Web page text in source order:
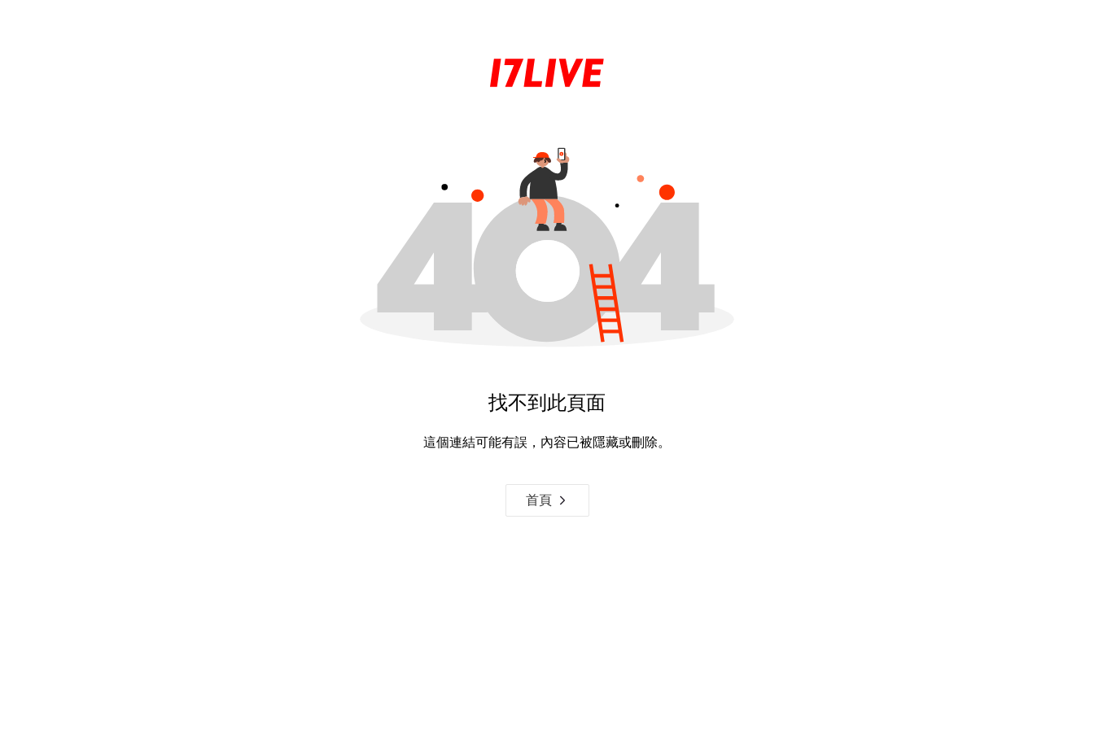
找不到此頁面
這個連結可能有誤，內容已被隱藏或刪除。
首頁